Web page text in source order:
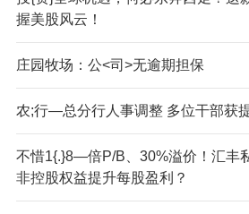
握美股风云！
庄园牧场：公<司>无逾期担保
农;行—总分行人事调整 多位干部获
不惜1{.}8—倍P/B、30%溢价！汇丰
非控股权益提升每股盈利？